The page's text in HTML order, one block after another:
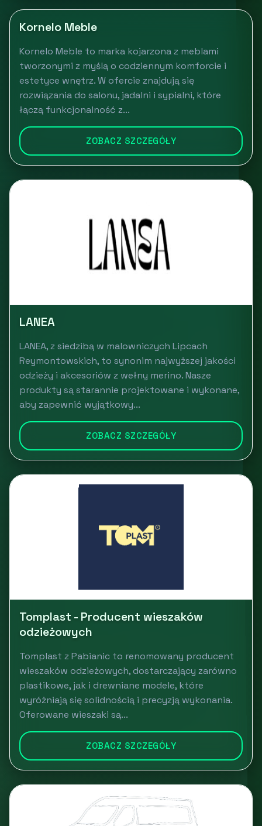
Kornelo Meble
Kornelo Meble to marka kojarzona z meblami
tworzonymi z myślą o codziennym komforcie i
estetyce wnętrz. W ofercie znajdują się
rozwiązania do salonu, jadalni i sypialni, które
łączą funkcjonalność z...
ZOBACZ SZCZEGÓŁY
LANEA
LANEA, z siedzibą w malowniczych Lipcach
Reymontowskich, to synonim najwyższej jakości
odzieży i akcesoriów z wełny merino. Nasze
produkty są starannie projektowane i wykonane,
aby zapewnić wyjątkowy...
ZOBACZ SZCZEGÓŁY
Tomplast - Producent wieszaków
odzieżowych
Tomplast z Pabianic to renomowany producent
wieszaków odzieżowych, dostarczający zarówno
plastikowe, jak i drewniane modele, które
wyróżniają się solidnością i precyzją wykonania.
Oferowane wieszaki są...
ZOBACZ SZCZEGÓŁY